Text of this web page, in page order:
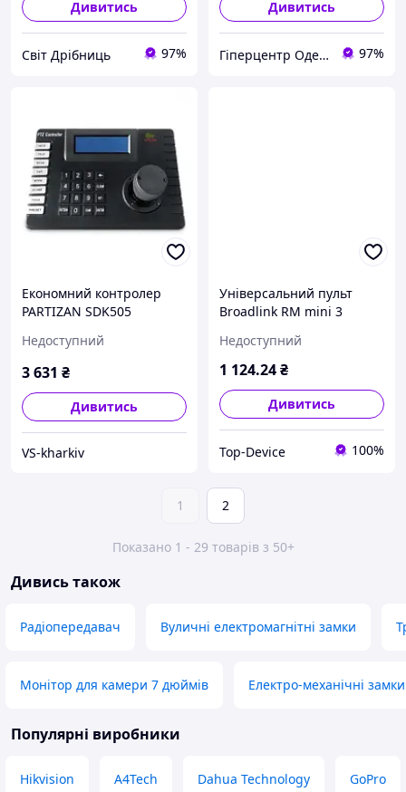
Дивитись
Світ Дрібниць 97%
Дивитись
Гіперцентр Одеса - електроінструмент, такелаж, торгове обладнання 97%
Економний контролер
PARTIZAN SDK505
Недоступний
3 631 ₴
Дивитись
VS-kharkiv
Універсальний пульт
Broadlink RM mini 3
Недоступний
1 124.24₴
Дивитись
Top-Device 100%
1 2
Показано 1 - 29 товарів з 50+
Дивись також
Радіопередавач Вуличні електромагнітні замки
Монітор для камери 7 дюймів Електро-механічні замки
Популярні виробники
Hikvision A4Tech Dahua Technology GoPro